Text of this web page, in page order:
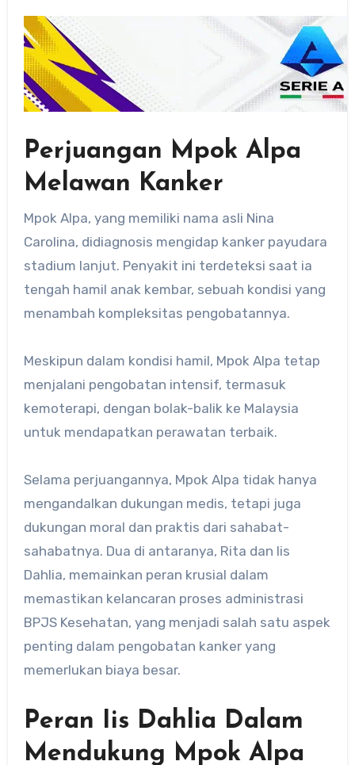
Perjuangan Mpok Alpa
Melawan Kanker
Mpok Alpa, yang memiliki nama asli Nina
Carolina, didiagnosis mengidap kanker payudara
stadium lanjut. Penyakit ini terdeteksi saat ia
tengah hamil anak kembar, sebuah kondisi yang
menambah kompleksitas pengobatannya.
Meskipun dalam kondisi hamil, Mpok Alpa tetap
menjalani pengobatan intensif, termasuk
kemoterapi, dengan bolak-balik ke Malaysia
untuk mendapatkan perawatan terbaik.
Selama perjuangannya, Mpok Alpa tidak hanya
mengandalkan dukungan medis, tetapi juga
dukungan moral dan praktis dari sahabat-
sahabatnya. Dua di antaranya, Rita dan Iis
Dahlia, memainkan peran krusial dalam
memastikan kelancaran proses administrasi
BPJS Kesehatan, yang menjadi salah satu aspek
penting dalam pengobatan kanker yang
memerlukan biaya besar.
Peran Iis Dahlia Dalam
Mendukung Mpok Alpa